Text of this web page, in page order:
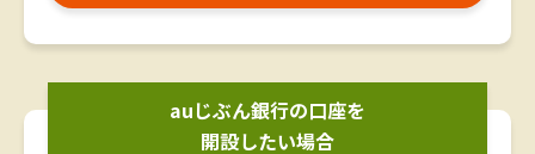
auじぶん銀行の口座を
開設したい場合